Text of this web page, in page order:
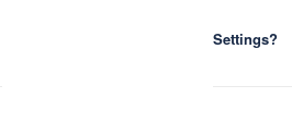
Settings?